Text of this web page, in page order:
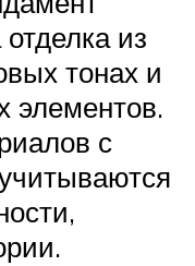
из
тонах и
элементов.
с